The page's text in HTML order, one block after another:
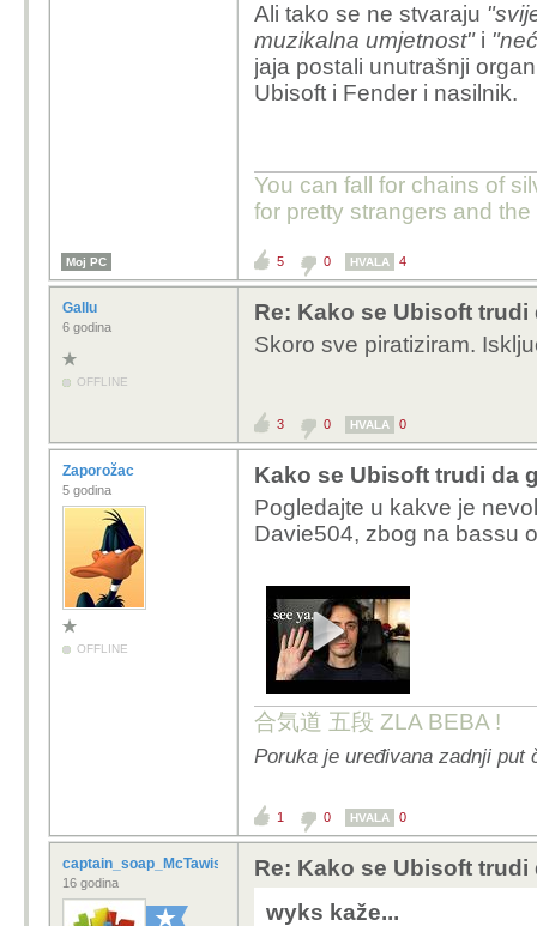
Ali tako se ne stvaraju
muzikalna umjetnost"i
jaja postali unutrašnji
Ubisoft i Fender i nasilnik.
You can fall for chains of
for pretty strangers and
Moj PC 5 0 HVALA 4
Gallu
6 godina
OFFLINE
Re: Kako se Ubisoft trudi
Skoro sve piratiziram.
3 0 HVALA 0
Zaporožac
5 godina
OFFLINE
Kako se Ubisoft trudi da
Pogledajte u kakve je
Davie504, zbog na bassu
合気道 五段 ZLA BEBA !
Poruka je uređivana zadnji put
1 0 HVALA 0
captain_soap_McTawish
16 godina
Re: Kako se Ubisoft trudi
wyks kaže...